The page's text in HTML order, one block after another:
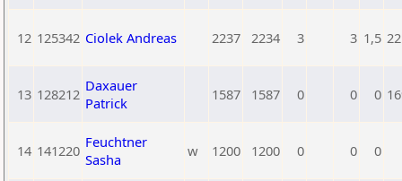
12 125342 Ciolek Andreas 2237 2234 3 3 1,5
13 128212 Daxauer
Patrick
1587 1587 0 0 0
14 141220 Feuchtner
Sasha
w 1200 1200 0 0 0